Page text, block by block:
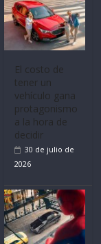
El costo de
vehículo gana
protagonismo
a la hora de
decidir
30 de julio de
2026
Ultima película